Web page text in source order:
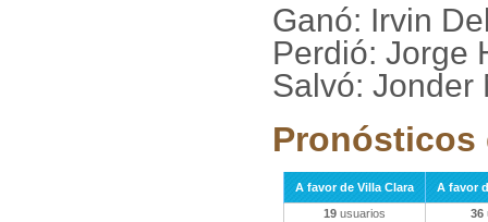
Ganó: Irvin
Perdió: Jorge
Salvó: Jonder
Pronósticos
A favor de Villa Clara
A favor
19 usuarios 36